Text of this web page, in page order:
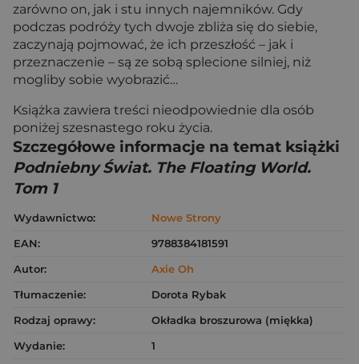
zarówno on, jak i stu innych najemników. Gdy
podczas podróży tych dwoje zbliża się do siebie,
zaczynają pojmować, że ich przeszłość – jak i
przeznaczenie – są ze sobą splecione silniej, niż
mogliby sobie wyobrazić…
Książka zawiera treści nieodpowiednie dla osób
poniżej szesnastego roku życia.
Szczegółowe informacje na temat książki
Podniebny Świat. The Floating World.
Tom 1
Wydawnictwo:
Nowe Strony
EAN:
9788384181591
Autor:
Axie Oh
Tłumaczenie:
Dorota Rybak
Rodzaj oprawy:
Okładka broszurowa (miękka)
Wydanie:
1